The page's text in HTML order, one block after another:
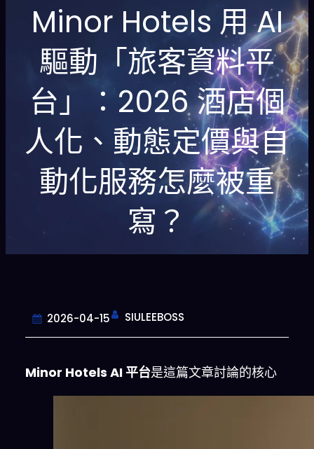
Minor Hotels 用 AI
驅動「旅客資料平
台」：2026 酒店個
人化、動態定價與自
動化服務怎麼被重
寫？
2026-04-15 SIULEEBOSS
Minor Hotels AI 平台是這篇文章討論的核心